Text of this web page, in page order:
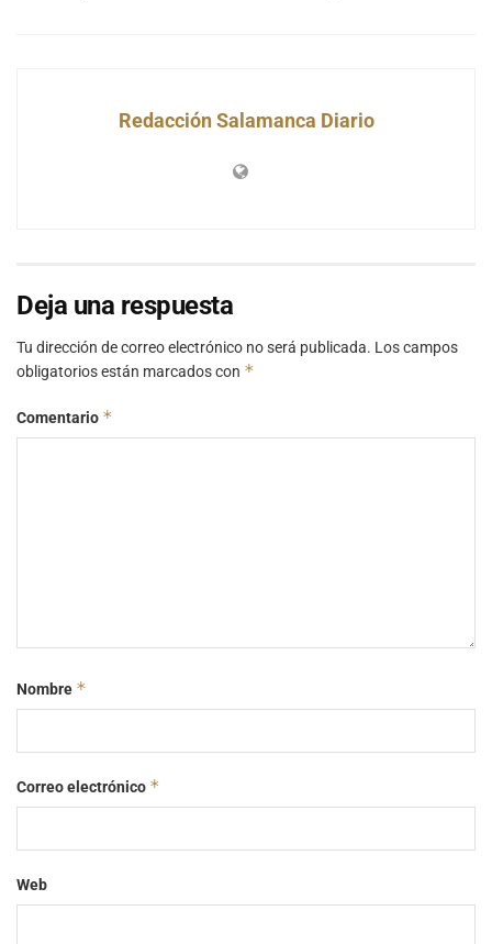
Redacción Salamanca Diario
Deja una respuesta
Tu dirección de correo electrónico no será publicada. Los campos
obligatorios están marcados con *
Comentario *
Nombre *
Correo electrónico *
Web